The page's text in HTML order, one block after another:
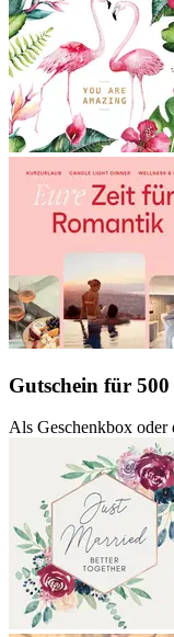
Gutschein für
Als Geschenkbox oder